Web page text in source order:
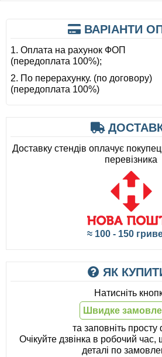
ВАРІАНТИ
1. Оплата на рахунок ФОП
(передоплата 100%);
2. По перерахунку. (по договору)
(передоплата 100%)
Доставку стендів оплачує
перевізника
≈ 100 - 150
ЯК
Натисніть
Швидке
та заповніть
Очікуйте дзвінка в робочий час,
деталі по